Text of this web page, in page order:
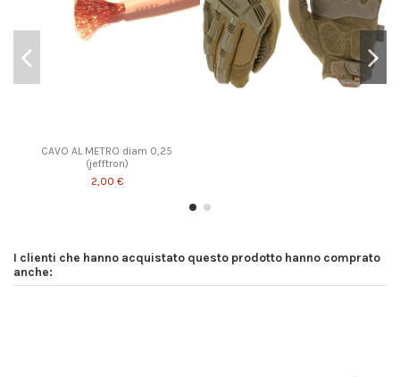
CAVO AL METRO diam 0,25
(jefftron)
2,00 €
I clienti che hanno acquistato questo prodotto hanno comprato
anche: